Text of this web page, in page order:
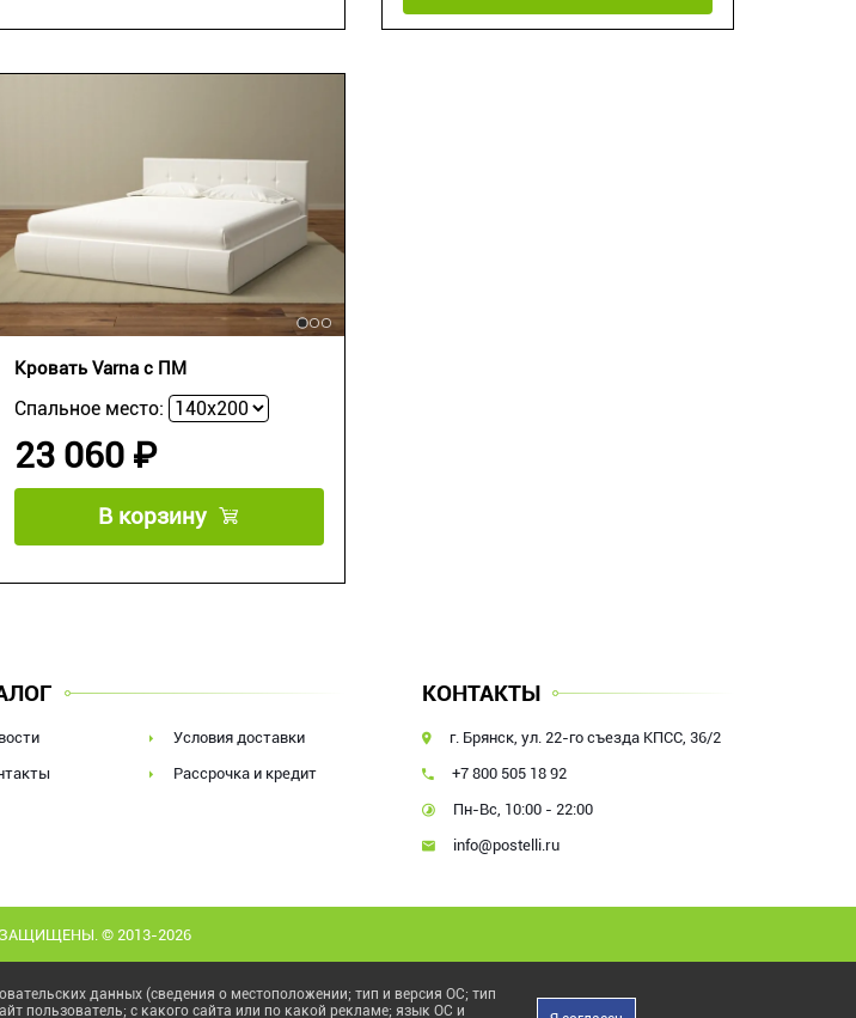
Кровать Varna c ПМ
Спальное место:
23 060 ₽
В корзину
Условия доставки
Рассрочка и кредит
КОНТАКТЫ
г. Брянск, ул. 22-го съезда КПСС, 36/2
+7 800 505 18 92
Пн-Вс, 10:00 - 22:00
info@postelli.ru
© 2013-2026
данных (сведения о местоположении; тип и версия ОС; тип
пользователь; с какого сайта или по какой рекламе; язык ОС и